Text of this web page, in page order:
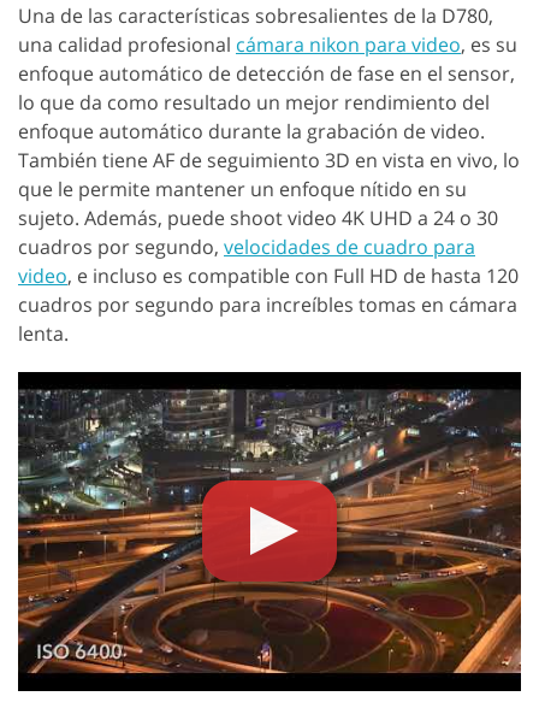
Una de las características sobresalientes de la D780,
una calidad profesional cámara nikon para video, es su
enfoque automático de detección de fase en el sensor,
lo que da como resultado un mejor rendimiento del
enfoque automático durante la grabación de video.
También tiene AF de seguimiento 3D en vista en vivo, lo
que le permite mantener un enfoque nítido en su
sujeto. Además, puede shoot video 4K UHD a 24 o 30
cuadros por segundo, velocidades de cuadro para
video, e incluso es compatible con Full HD de hasta 120
cuadros por segundo para increíbles tomas en cámara
lenta.